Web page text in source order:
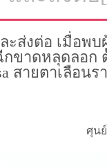
ะส่งต่อ เมื่อพ
ขาดหลุดลอก
สายตาเลือ
ศุน